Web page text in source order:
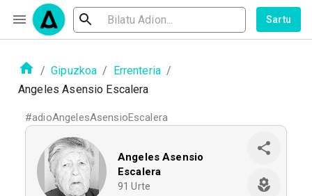
Sartu
/ Gipuzkoa / Errenteria /
Angeles Asensio Escalera
#adioAngelesAsensioEscalera
Angeles Asensio
Escalera
91 Urte